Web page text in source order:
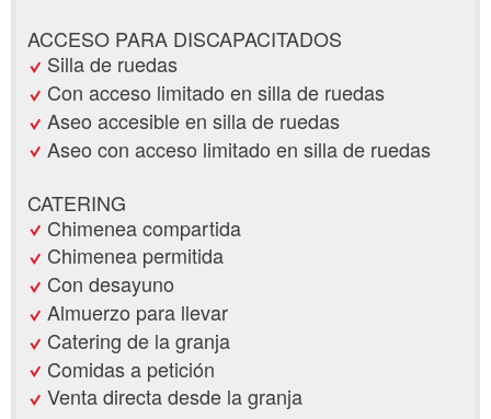
ACCESO PARA DISCAPACITADOS
Silla de ruedas
Con acceso limitado en silla de ruedas
Aseo accesible en silla de ruedas
Aseo con acceso limitado en silla de ruedas
CATERING
Chimenea compartida
Chimenea permitida
Con desayuno
Almuerzo para llevar
Catering de la granja
Comidas a petición
Venta directa desde la granja